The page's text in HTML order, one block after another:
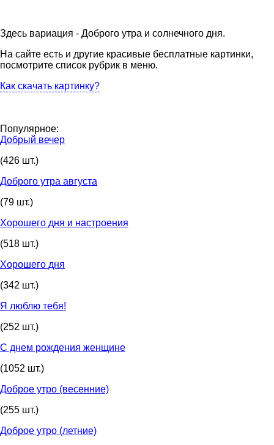
Здесь вариация - Доброго утра и солнечного дня.
На сайте есть и другие красивые бесплатные картинки,
посмотрите список рубрик в меню.
Как скачать картинку?
Популярное:
Добрый вечер
(426 шт.)
Доброго утра августа
(79 шт.)
Хорошего дня и настроения
(518 шт.)
Хорошего дня
(342 шт.)
Я люблю тебя!
(252 шт.)
С днем рождения женщине
(1052 шт.)
Доброе утро (весенние)
(255 шт.)
Доброе утро (летние)